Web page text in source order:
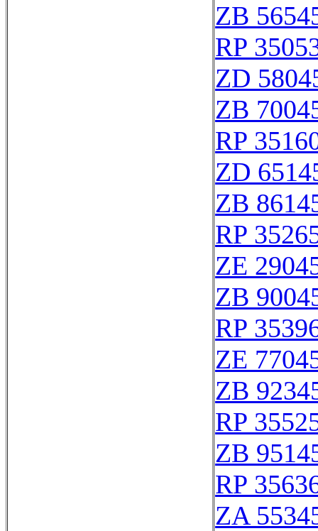
ZB
RP
ZD
ZB
RP
ZD
ZB
RP
ZE
ZB
RP
ZE
ZB
RP
ZB
RP
ZA